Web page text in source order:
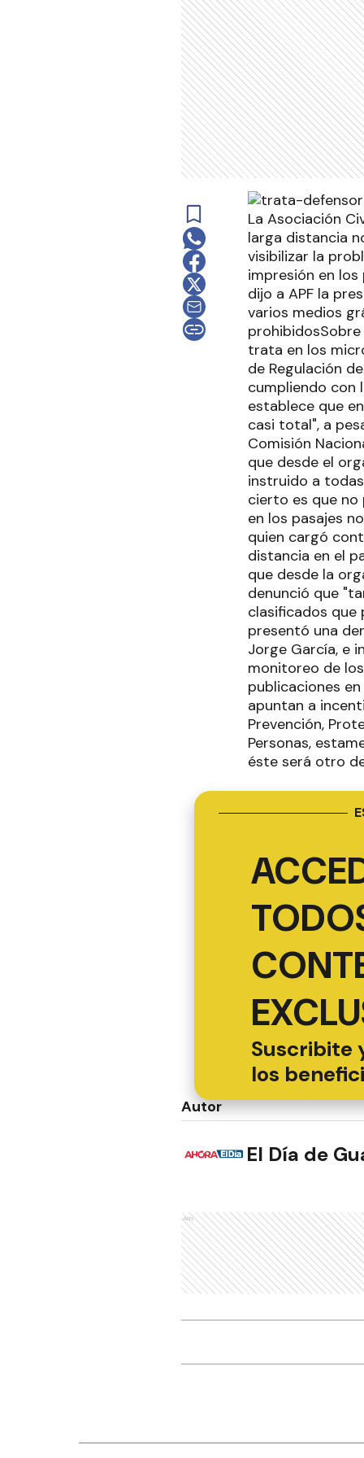
La Asociación
larga distancia
visibilizar la
impresión en
dijo a APF la
varios medios
trata en los
de Regulación
cumpliendo con
establece que
casi total", a
Comisión
que desde el
instruido a
cierto es que no
en los pasajes
quien cargó
distancia en el
que desde la
denunció que
clasificados que
presentó una
Jorge García, e
monitoreo de
publicaciones
apuntan a
Prevención,
Personas,
éste será otro
Suscribite
los
Autor
El Día de
Ads